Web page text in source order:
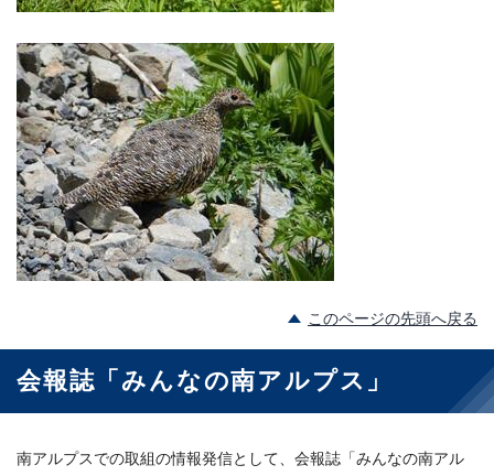
このページの先頭へ戻る
会報誌「みんなの南アルプス」
南アルプスでの取組の情報発信として、会報誌「みんなの南アル